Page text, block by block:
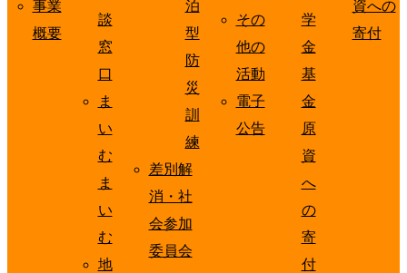
事業
概要
談
窓
口
ま
い
む
ま
い
む
地
泊
型
防
災
訓
練
差別解
消・社
会参加
委員会
その
他の
活動
電子
公告
学
金
基
金
原
資
へ
の
寄
付
資への
寄付